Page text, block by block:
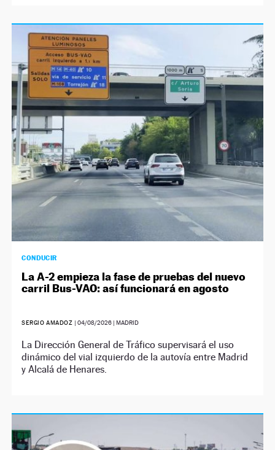
CONDUCIR
La A-2 empieza la fase de pruebas del nuevo
carril Bus-VAO: así funcionará en agosto
SERGIO AMADOZ |04/08/2026 | MADRID
La Dirección General de Tráfico supervisará el uso
dinámico del vial izquierdo de la autovía entre Madrid
y Alcalá de Henares.